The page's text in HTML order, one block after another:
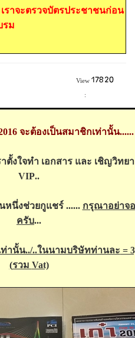
ราจะตรวจบัตรประชาชนก่อน
รม
View
:
จะต้องเป็นสมาชิกเท่านั้น......
ตั้งใจทำ เอกสาร และ เชิญวิทย
VIP..
หนึ่งช่วยกูแชร์ ...... กรุณาอย่าจ
ครับ...
ท่านั้น../..ในนามบริษัทท่านละ =
(รวม Vat)